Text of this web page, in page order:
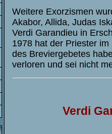
Weitere Exorzismen
Akabor, Allida, Judas
Verdi Garandieu in
1978 hat der Priester
des Breviergebetes
verloren und sei nicht
Verdi